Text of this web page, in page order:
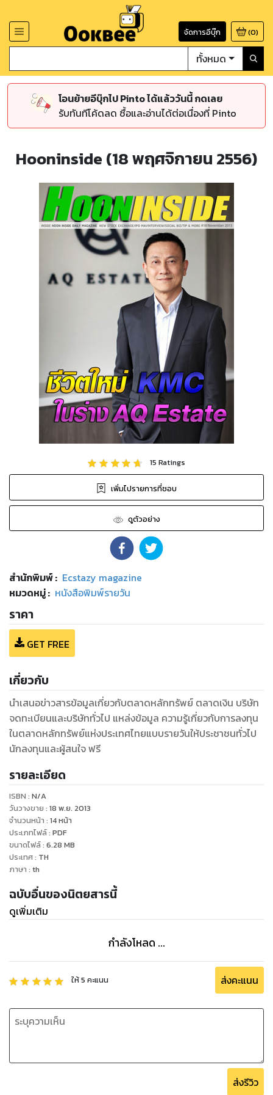
จัดการอีบุ๊ก (0)
ทั้งหมด
โอนย้ายอีบุ๊กไป Pinto ได้แล้ววันนี้ กดเลย
รับทันทีโค้ดลด ซื้อและอ่านได้ต่อเนื่องที่ Pinto
Hooninside (18 พฤศจิกายน 2556)
15 Ratings
เพิ่มไปรายการที่ชอบ
ดูตัวอย่าง
สำนักพิมพ์: Ecstazy magazine
หมวดหมู่: หนังสือพิมพ์รายวัน
ราคา
GET FREE
เกี่ยวกับ
นำเสนอข่าวสารข้อมูลเกี่ยวกับตลาดหลักทรัพย์ ตลาดเงิน บริษัท
จดทะเบียนและบริษัททั่วไป แหล่งข้อมูล ความรู้เกี่ยวกับการลงทุน
ในตลาดหลักทรัพย์แห่งประเทศไทยแบบรายวันให้ประชาชนทั่วไป
นักลงทุนและผู้สนใจ ฟรี
รายละเอียด
ISBN : N/A
วันวางขาย : 18 พ.ย. 2013
จำนวนหน้า : 14หน้า
ประเภทไฟล์: PDF
ขนาดไฟล์: 6.28 MB
ประเทศ: TH
ภาษา : th
ฉบับอื่นของนิตยสารนี้
ดูเพิ่มเติม
กำลังโหลด ...
ให้5 คะแนน ส่งคะแนน
ส่งรีวิว